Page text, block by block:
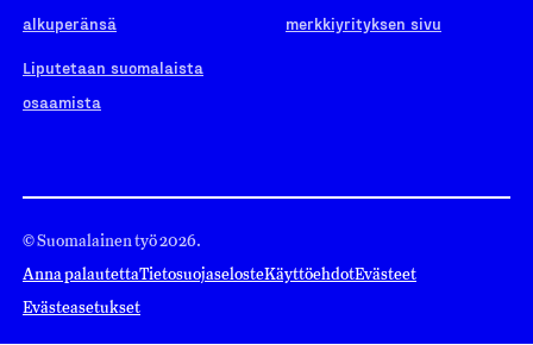
alkuperänsä
Liputetaan suomalaista
osaamista
merkkiyrityksen sivu
© Suomalainen työ 2026.
Anna palautettaTietosuojaselosteKäyttöehdotEvästeet
Evästeasetukset